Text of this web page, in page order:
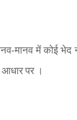
मानव में कोई भेद
आधार पर ।